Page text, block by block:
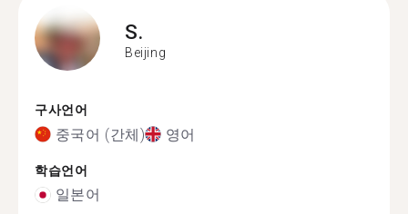
S.
Beijing
구사언어
중국어 (간체) 영어
학습언어
일본어